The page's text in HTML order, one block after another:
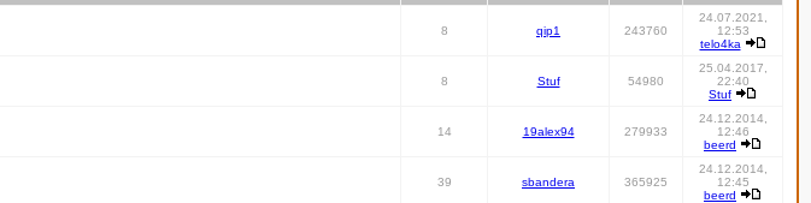
8 qip1 243760
24.07.2021,
12:53
telo4ka
8 Stuf 54980
25.04.2017,
22:40
Stuf
14 19alex94 279933
24.12.2014,
12:46
beerd
39 sbandera 365925
24.12.2014,
12:45
beerd